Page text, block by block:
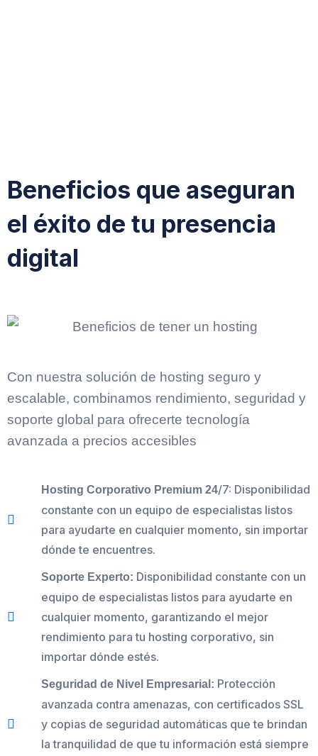
Beneficios que aseguran
el éxito de tu presencia
digital
Con nuestra solución de hosting seguro y
escalable, combinamos rendimiento, seguridad y
soporte global para ofrecerte tecnología
avanzada a precios accesibles
Hosting Corporativo Premium 24/7: Disponibilidad
constante con un equipo de especialistas listos
para ayudarte en cualquier momento, sin importar
dónde te encuentres.
Soporte Experto: Disponibilidad constante con un
equipo de especialistas listos para ayudarte en
cualquier momento, garantizando el mejor
rendimiento para tu hosting corporativo, sin
importar dónde estés.
Seguridad de Nivel Empresarial: Protección
avanzada contra amenazas, con certificados SSL
y copias de seguridad automáticas que te brindan
la tranquilidad de que tu información está siempre